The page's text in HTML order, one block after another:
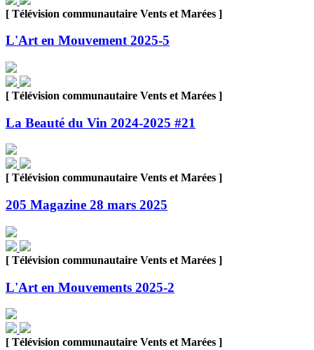
[ Télévision communautaire Vents et Marées ]
L'Art en Mouvement 2025-5
[ Télévision communautaire Vents et Marées ]
La Beauté du Vin 2024-2025 #21
[ Télévision communautaire Vents et Marées ]
205 Magazine 28 mars 2025
[ Télévision communautaire Vents et Marées ]
L'Art en Mouvements 2025-2
[ Télévision communautaire Vents et Marées ]